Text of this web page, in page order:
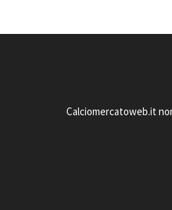
Calciomercatoweb.it